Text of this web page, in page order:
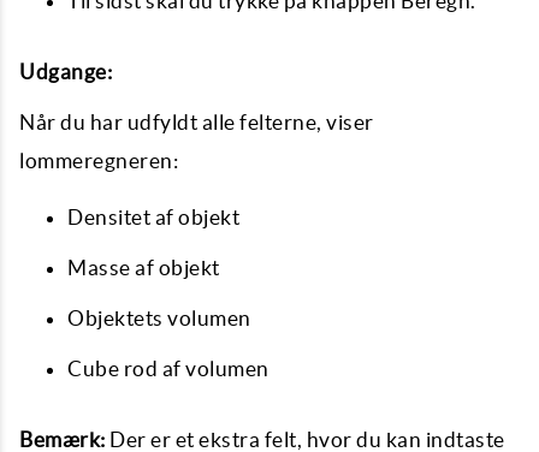
Udgange:
Når du har udfyldt alle felterne, viser
lommeregneren:
Densitet af objekt
Masse af objekt
Objektets volumen
Cube rod af volumen
Bemærk: Der er et ekstra felt, hvor du kan indtaste